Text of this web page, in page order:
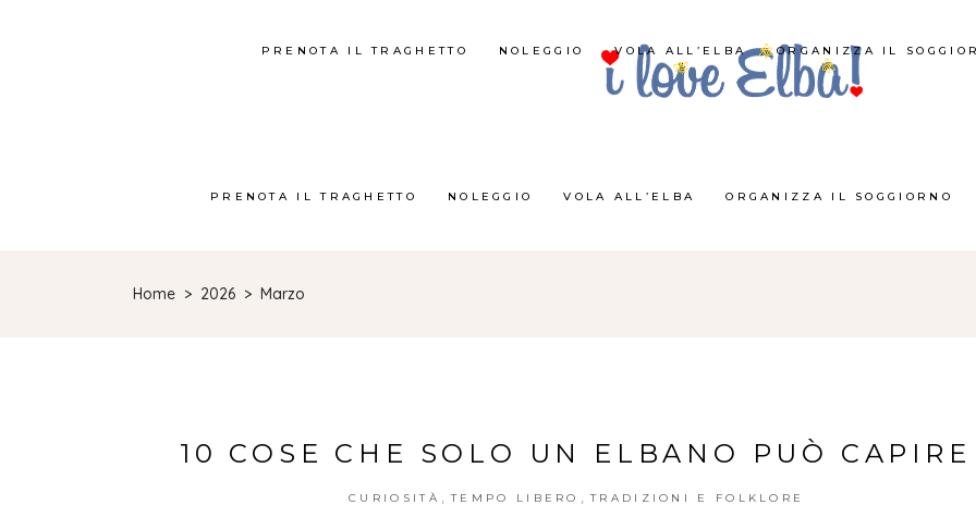
PRENOTA IL TRAGHETTO NOLEGGIO VOLA ALL’ELBA ORGANIZZA IL SOGGIORNO
PRENOTA IL TRAGHETTO NOLEGGIO VOLA ALL’ELBA ORGANIZZA IL
Home > 2026 > Marzo
10 COSE CHE SOLO UN ELBANO PUÒ CAPIRE
CURIOSITÀ TEMPO LIBERO TRADIZIONI E FOLKLORE